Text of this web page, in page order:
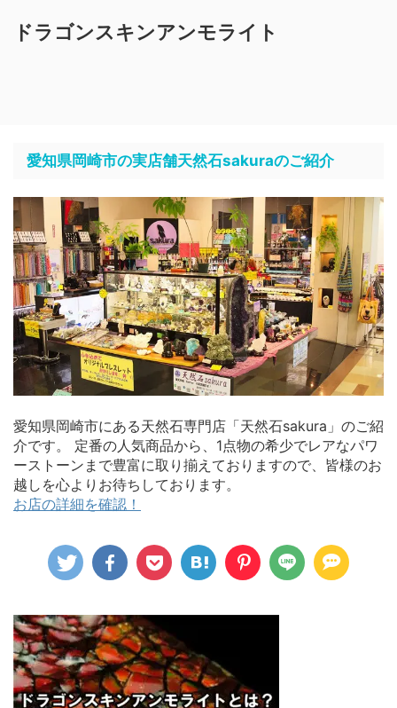
ドラゴンスキンアンモライト
愛知県岡崎市の実店舗天然石sakuraのご紹介
愛知県岡崎市にある天然石専門店「天然石sakura」のご紹
介です。 定番の人気商品から、1点物の希少でレアなパワ
ーストーンまで豊富に取り揃えておりますので、皆様のお
越しを心よりお待ちしております。
お店の詳細を確認！